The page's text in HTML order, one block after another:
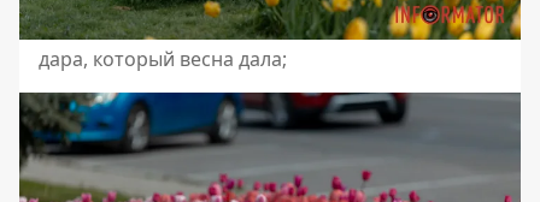
дара, который весна дала;